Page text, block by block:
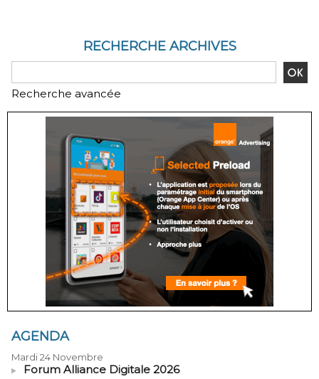
RECHERCHE ARCHIVES
Recherche avancée
AGENDA
Mardi 24 Novembre
Forum Alliance Digitale 2026